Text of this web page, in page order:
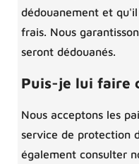
dédouanement et
frais. Nous
seront dédouanés.
Puis-je lui faire
Nous acceptons les
service de protection
également consulter